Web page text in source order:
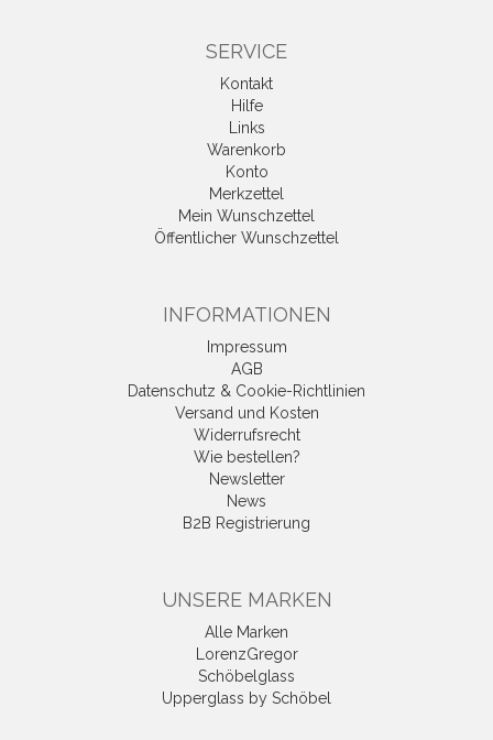
SERVICE
Kontakt
Hilfe
Links
Warenkorb
Konto
Merkzettel
Mein Wunschzettel
Öffentlicher Wunschzettel
INFORMATIONEN
Impressum
AGB
Datenschutz & Cookie-Richtlinien
Versand und Kosten
Widerrufsrecht
Wie bestellen?
Newsletter
News
B2B Registrierung
UNSERE MARKEN
Alle Marken
LorenzGregor
Schöbelglass
Upperglass by Schöbel